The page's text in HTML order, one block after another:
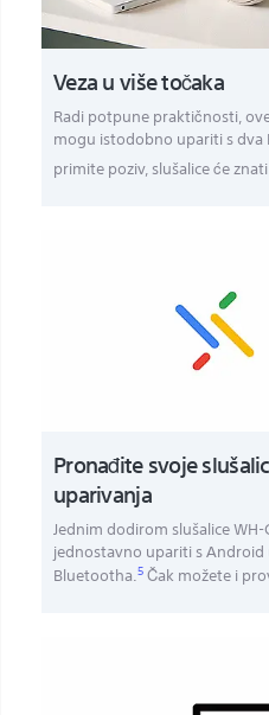
Veza u više točaka
Radi potpune praktičnosti,
mogu istodobno upariti s
primite poziv, slušalice će
Pronađite svoje
uparivanja
Jednim dodirom slušalice
jednostavno upariti s
Bluetootha.5Čak možete i